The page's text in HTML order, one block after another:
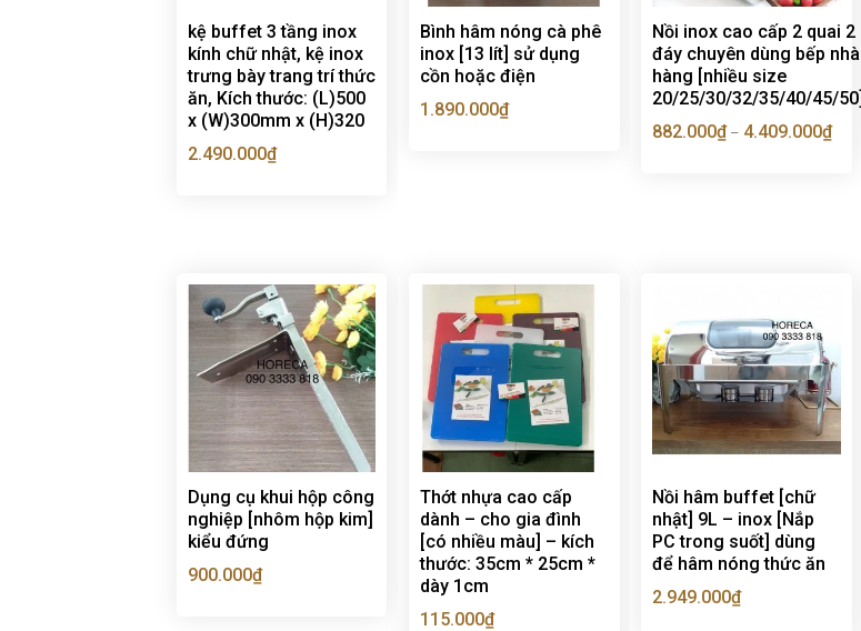
kệ buffet 3 tầng inox
kính chữ nhật, kệ inox
trưng bày trang trí thức
ăn, Kích thước: (L)500
x (W)300mm x (H)320
2.490.000₫
Bình hâm nóng cà phê
inox [13 lít] sử dụng
cồn hoặc điện
1.890.000₫
Nồi inox cao cấp 2 quai 2
đáy chuyên dùng bếp nhà
hàng [nhiều size
20/25/30/32/35/40/45/50]
882.000₫– 4.409.000₫
Dụng cụ khui hộp công
nghiệp [nhôm hộp kim]
kiểu đứng
900.000₫
Thớt nhựa cao cấp
dành – cho gia đình
[có nhiều màu] – kích
thước: 35cm * 25cm *
dày 1cm
115.000₫
Nồi hâm buffet [chữ
nhật] 9L – inox [Nắp
PC trong suốt] dùng
để hâm nóng thức ăn
2.949.000₫